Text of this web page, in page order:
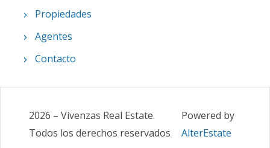
Propiedades
Agentes
Contacto
2026 – Vivenzas Real Estate.
Todos los derechos reservados
Powered by
AlterEstate